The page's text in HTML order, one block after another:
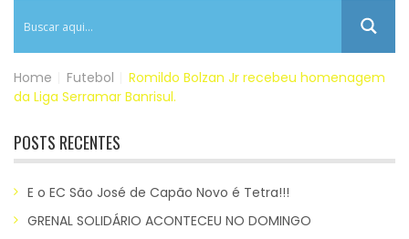
Home Futebol
Romildo Bolzan Jr recebeu homenagem
da Liga Serramar Banrisul.
POSTS RECENTES
E o EC São José de Capão Novo é Tetra!!!
GRENAL SOLIDÁRIO ACONTECEU NO DOMINGO